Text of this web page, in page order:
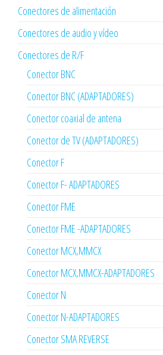
Conectores de alimentación
Conectores de audio y vídeo
Conectores de R/F
Conector BNC
Conector BNC (ADAPTADORES)
Conector coaxial de antena
Conector de TV (ADAPTADORES)
Conector F
Conector F- ADAPTADORES
Conector FME
Conector FME -ADAPTADORES
Conector MCX,MMCX
Conector MCX,MMCX-ADAPTADORES
Conector N
Conector N-ADAPTADORES
Conector SMA REVERSE